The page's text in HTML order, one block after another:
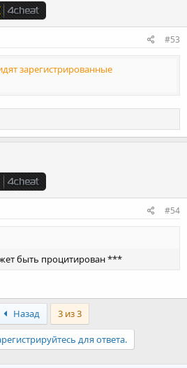
#53
зарегистрированные
#54
быть процитирован ***
Назад 3 из 3
для ответа.